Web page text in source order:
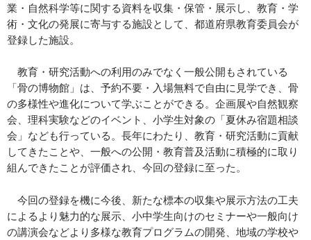
業・自然科学等に関する資料を収集・保管・展示し、教育・学
術・文化の発展に寄与する施設として、都道府県教育委員会が
登録した施設。
教育・研究活動への利用のみでなく一般公開もされている
「骨の博物館」は、予約不要・入場無料で自由に見学でき、骨
の多様性や進化について学ぶことができる。企画展や自然観察
会、理科実験などのイベント、小学生対象の「夏休み宿題相談
会」なども行っている。長年にわたり、教育・研究活動に貢献
してきたことや、一般への公開・教育普及活動に積極的に取り
組んできたことが評価され、今回の登録に至った。
今回の登録を機に今後、新たな標本の収集や展示方法の工夫
によるより魅力的な展示、小中学生向けのセミナーや一般向け
の講演会などより多様な教育プログラムの開発、地域の学校や